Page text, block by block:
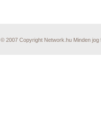
© 2007 Copyright Network.hu Minden jog